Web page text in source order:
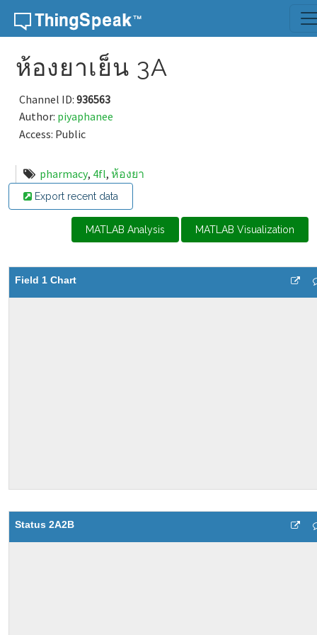
Skip to content
ห้องยาเย็น 3A
Channel ID: 936563
Author: piyaphanee
Access: Public
pharmacy, 4fl, ห้องยา
Export recent data
MATLAB Analysis MATLAB Visualization
Field 1 Chart
Status 2A2B